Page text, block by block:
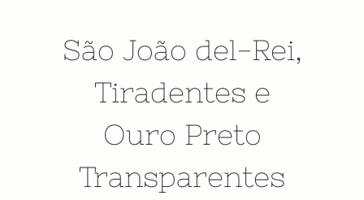
São João del-Rei,
Tiradentes e
Ouro Preto
Transparentes